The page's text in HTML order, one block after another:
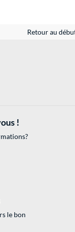
Retour au
!
le bon